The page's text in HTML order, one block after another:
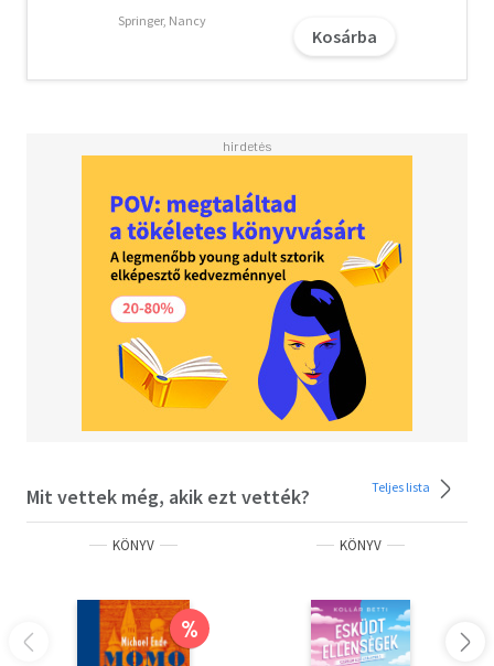
meghoznia; ráadásul legfőbb ideje, hogy rájöjjön, mit is
akar igazából. Mindeközben a nevelőszülőknél felnőtt
Most, hogy már csak egy hét maradt hátra az egyetemi
Echónak dűlőre kell jutnia magával: vajon Noah nem csak
egy izgalmas rosszfiú, és ez az egész nem csak egy
felelőtlen kaland, amitől mindenki óva intette? A
fantasztikus túra utolsó állomásán nagyon is komolyra
fordul a történet.
Tarts velünk az érzelmek hullámvasútján!
Springer, Nancy
Kosárba
Mit vettek még, akik ezt vették? Teljes lista
KÖNYV
%
KÖNYV